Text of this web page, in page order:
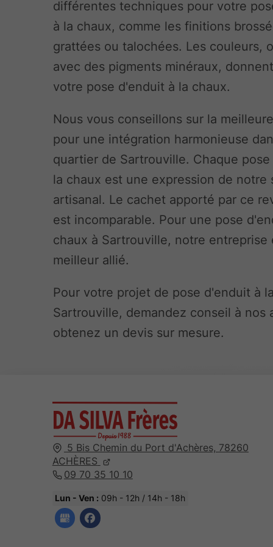
différentes techniques pour votre
à la chaux, comme les finitions
grattées ou talochées. Les couleurs,
avec des pigments minéraux,
votre pose d'enduit à la chaux.
Nous vous conseillons sur la
pour une intégration harmonieuse
quartier de Sartrouville. Chaque
la chaux est une expression de notre
artisanal. Le cachet apporté par ce
est incomparable. Pour une pose
chaux à Sartrouville, notre entreprise
meilleur allié.
Pour votre projet de pose d'enduit à
Sartrouville, demandez conseil à nos
obtenez un devis sur mesure.
5 Bis Chemin du Port d'Achères, 78260
ACHÈRES
09 70 35 10 10
Lun - Ven : 09h - 12h / 14h - 18h